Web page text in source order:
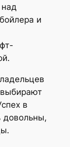
и
в
довольны,